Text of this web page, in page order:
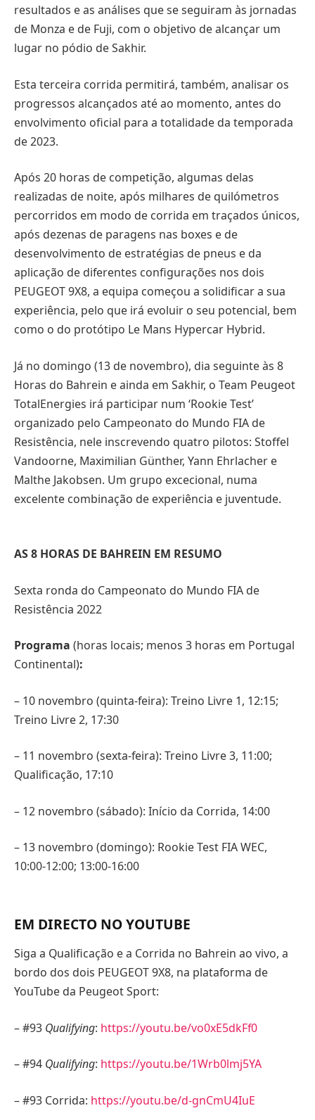
resultados e as análises que se seguiram às jornadas
de Monza e de Fuji, com o objetivo de alcançar um
lugar no pódio de Sakhir.
Esta terceira corrida permitirá, também, analisar os
progressos alcançados até ao momento, antes do
envolvimento oficial para a totalidade da temporada
de 2023.
Após 20 horas de competição, algumas delas
realizadas de noite, após milhares de quilómetros
percorridos em modo de corrida em traçados únicos,
após dezenas de paragens nas boxes e de
desenvolvimento de estratégias de pneus e da
aplicação de diferentes configurações nos dois
PEUGEOT 9X8, a equipa começou a solidificar a sua
experiência, pelo que irá evoluir o seu potencial, bem
como o do protótipo Le Mans Hypercar Hybrid.
Já no domingo (13 de novembro), dia seguinte às 8
Horas do Bahrein e ainda em Sakhir, o Team Peugeot
TotalEnergies irá participar num ‘Rookie Test’
organizado pelo Campeonato do Mundo FIA de
Resistência, nele inscrevendo quatro pilotos: Stoffel
Vandoorne, Maximilian Günther, Yann Ehrlacher e
Malthe Jakobsen. Um grupo excecional, numa
excelente combinação de experiência e juventude.
AS 8 HORAS DE BAHREIN EM RESUMO
Sexta ronda do Campeonato do Mundo FIA de
Resistência 2022
Programa (horas locais; menos 3 horas em Portugal
Continental):
– 10 novembro (quinta-feira): Treino Livre 1, 12:15;
Treino Livre 2, 17:30
– 11 novembro (sexta-feira): Treino Livre 3, 11:00;
Qualificação, 17:10
– 12 novembro (sábado): Início da Corrida, 14:00
– 13 novembro (domingo): Rookie Test FIA WEC,
10:00-12:00; 13:00-16:00
EM DIRECTO NO YOUTUBE
Siga a Qualificação e a Corrida no Bahrein ao vivo, a
bordo dos dois PEUGEOT 9X8, na plataforma de
YouTube da Peugeot Sport:
– #93 Qualifying: https://youtu.be/vo0xE5dkFf0
– #94 Qualifying: https://youtu.be/1Wrb0lmj5YA
– #93 Corrida: https://youtu.be/d-gnCmU4IuE